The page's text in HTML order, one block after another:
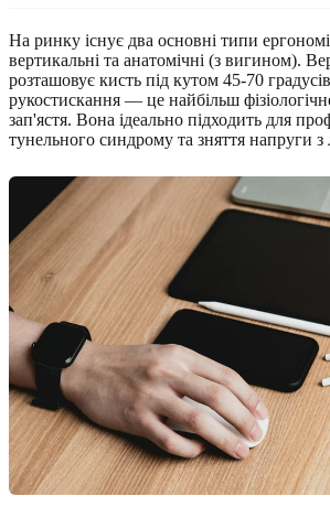
На ринку існує два основні типи
вертикальні та анатомічні (з вигином).
розташовує кисть під кутом 45-70
рукостискання — це найбільш
зап'ястя. Вона ідеально підходить для
тунельного синдрому та зняття напруги з